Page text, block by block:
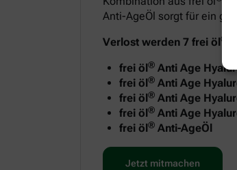
Anti-AgeÖl sorgt für ein
Verlost werden 7 frei öl®
frei öl® Anti Age
frei öl® Anti Age
frei öl® Anti Age
frei öl® Anti Age
frei öl® Anti-AgeÖl
Jetzt mitmachen